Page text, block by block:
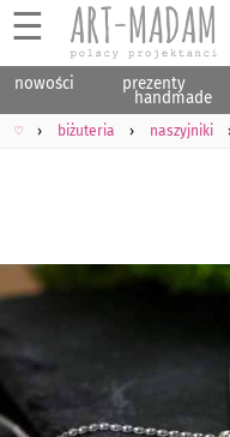
☰
nowości prezenty
handmade
♡ biżuteria naszyjniki